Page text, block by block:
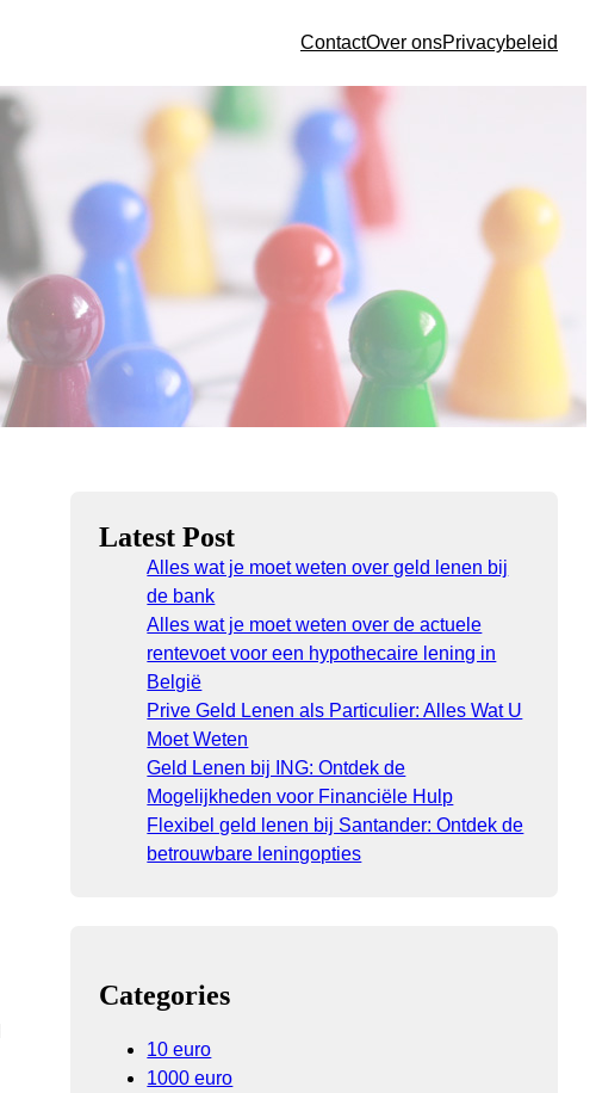
ContactOver onsPrivacybeleid
Latest Post
Alles wat je moet weten over geld lenen bij
de bank
Alles wat je moet weten over de actuele
rentevoet voor een hypothecaire lening in
België
Prive Geld Lenen als Particulier: Alles Wat U
Moet Weten
Geld Lenen bij ING: Ontdek de
Mogelijkheden voor Financiële Hulp
Flexibel geld lenen bij Santander: Ontdek de
betrouwbare leningopties
Categories
10 euro
1000 euro